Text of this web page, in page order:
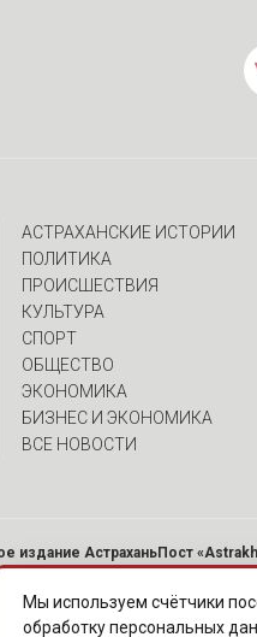
АСТРАХАНСКИЕ ИСТОРИИ
ПОЛИТИКА
ПРОИСШЕСТВИЯ
КУЛЬТУРА
СПОРТ
ОБЩЕСТВО
ЭКОНОМИКА
БИЗНЕС И ЭКОНОМИКА
ВСЕ НОВОСТИ
издание АстраханьПост
А.Н. , ИП Асадулин Ю.А.
материалов, размещенных на
сайта размещаются без
Мы используем счётчики
обработку персональных